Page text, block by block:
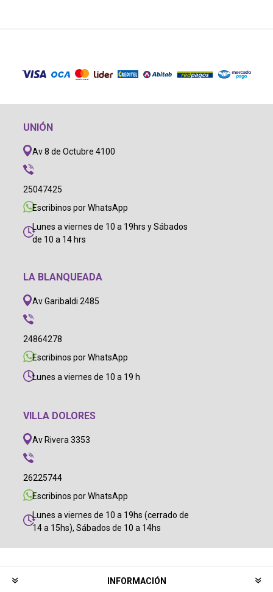
UNIÓN
Av 8 de Octubre 4100
25047425
Escribinos por WhatsApp
Lunes a viernes de 10 a 19hrs y Sábados
de 10 a 14 hrs
LA BLANQUEADA
Av Garibaldi 2485
24864278
Escribinos por WhatsApp
Lunes a viernes de 10 a 19 h
VILLA DOLORES
Av Rivera 3353
26225744
Escribinos por WhatsApp
Lunes a viernes de 10 a 19hs (cerrado de
14 a 15hs), Sábados de 10 a 14hs
INFORMACIÓN